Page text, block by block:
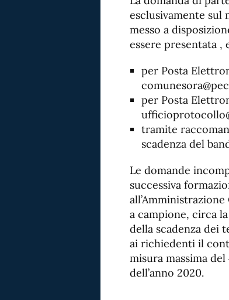
esclusivamente sul
messo a
essere presentata
per Posta
per Posta
tramite
scadenza del
Le domande
successiva
a campione, circa
della scadenza dei
ai richiedenti il
misura massima
dell’anno 2020.